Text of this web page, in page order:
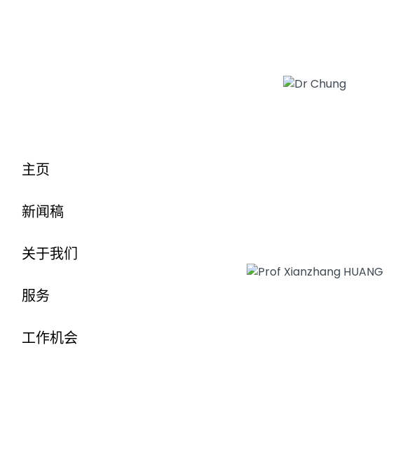
主页
新闻稿
关于我们
服务
工作机会